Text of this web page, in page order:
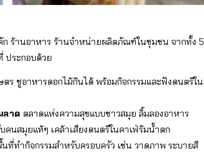
ก ร้านอาหาร ร้านจำหน่ายผลิตภัณฑ์ในชุมชน จากทั้ง 5
ประกอบด้วย
ตร ชูอาหารดอกไม้กินได้ พร้อมกิจกรรมและฟังดนตรีใน
ลาด ตลาดแห่งความสุขแบบชาวสมุย ลิ้มลองอาหาร
นสมุยแท้ๆ เคล้าเสียงดนตรีในคาเฟ่ริมน้ำตก
ที่ทำกิจกรรมสำหรับครอบครัว เช่น วาดภาพ ระบายสี